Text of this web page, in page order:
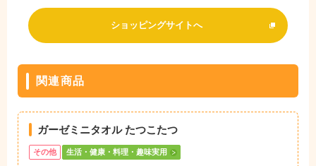
ショッピングサイトへ
関連商品
ガーゼミニタオル たつこたつ
その他 生活・健康・料理・趣味実用